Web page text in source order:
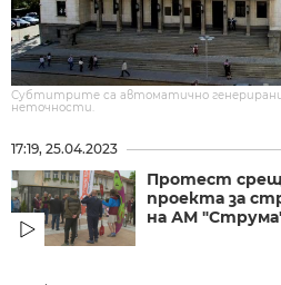
Субтитрите са автоматично
неточности.
17:19, 25.04.2023
Протест
проекта за
на АМ